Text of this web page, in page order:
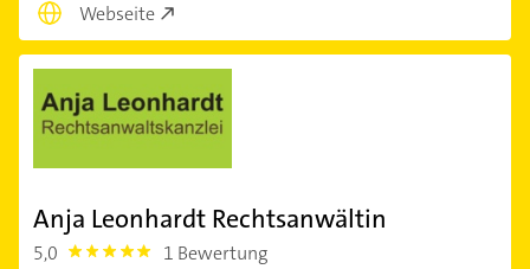
Webseite
Anja Leonhardt Rechtsanwältin
5,0 5.0 1 Bewertung